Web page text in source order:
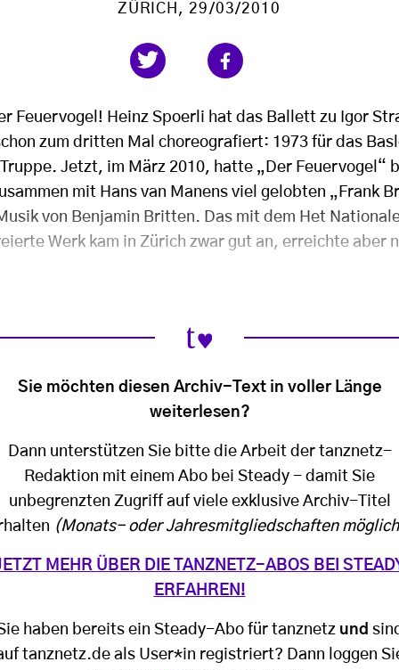
ZÜRICH , 29/03/2010
Feuervogel! Heinz Spoerli hat das Ballett zu Igor
zum dritten Mal choreografiert: 1973 für das
Jetzt, im März 2010, hatte „Der Feuervogel“
mit Hans van Manens viel gelobten „Frank
von Benjamin Britten. Das mit dem Het
Werk kam in Zürich zwar gut an, erreichte aber
Sie möchten diesen Archiv-Text in voller Länge
weiterlesen?
Dann unterstützen Sie bitte die Arbeit der tanznetz-
Redaktion mit einem Abo bei Steady - damit Sie
unbegrenzten Zugriff auf viele exklusive Archiv-Titel
(Monats- oder Jahresmitgliedschaften
MEHR ÜBER DIE TANZNETZ-ABOS BEI
ERFAHREN!
haben bereits ein Steady-Abo für tanznetz und
tanznetz.de als User*in registriert? Dann loggen